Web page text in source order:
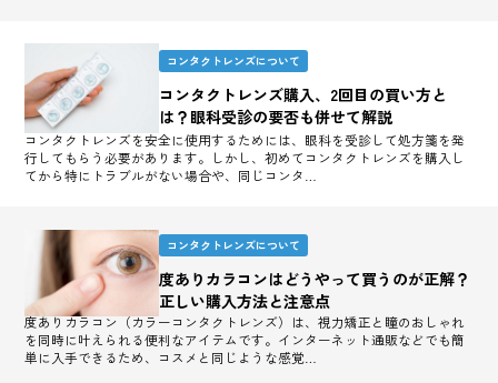
コンタクトレンズについて
コンタクトレンズ購入、2回目の買い方と
は？眼科受診の要否も併せて解説
コンタクトレンズを安全に使用するためには、眼科を受診して処方箋を発
行してもらう必要があります。しかし、初めてコンタクトレンズを購入し
てから特にトラブルがない場合や、同じコンタ…
コンタクトレンズについて
度ありカラコンはどうやって買うのが正解？
正しい購入方法と注意点
度ありカラコン（カラーコンタクトレンズ）は、視力矯正と瞳のおしゃれ
を同時に叶えられる便利なアイテムです。インターネット通販などでも簡
単に入手できるため、コスメと同じような感覚…